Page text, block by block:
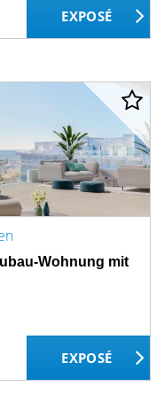
Wohnung mit